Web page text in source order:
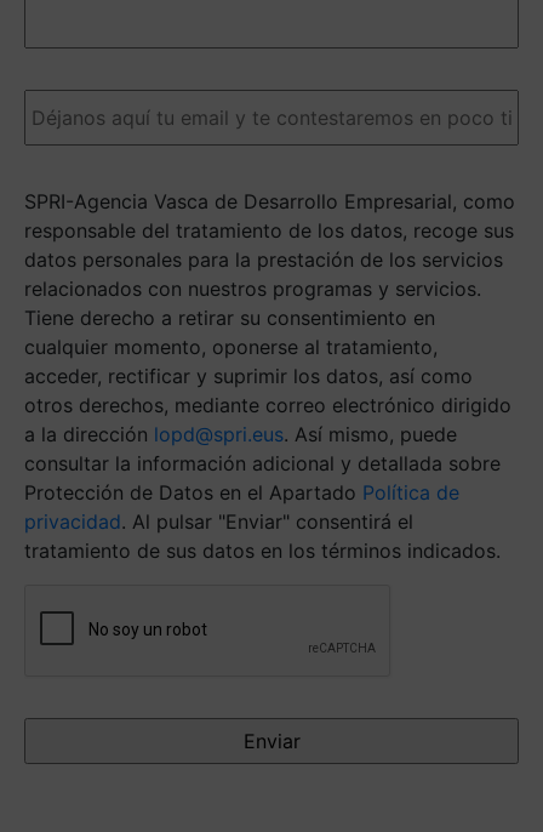
darte
una
ágil.
(Obligatorio)
Email (Obligatorio)
SPRI-Agencia Vasca de Desarrollo Empresarial, como
responsable del tratamiento de los datos, recoge sus
datos personales para la prestación de los servicios
relacionados con nuestros programas y servicios.
Tiene derecho a retirar su consentimiento en
cualquier momento, oponerse al tratamiento,
acceder, rectificar y suprimir los datos, así como
otros derechos, mediante correo electrónico dirigido
a la dirección lopd@spri.eus. Así mismo, puede
consultar la información adicional y detallada sobre
Protección de Datos en el Apartado Política de
privacidad. Al pulsar "Enviar" consentirá el
tratamiento de sus datos en los términos indicados.